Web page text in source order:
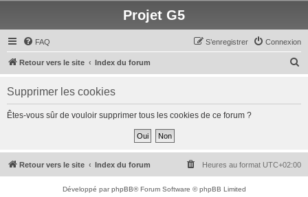
Projet G5
FAQ Connexion
S’enregistrer
Retour vers le site Index du forum
h
Supprimer les cookies
Êtes-vous sûr de vouloir supprimer tous les cookies de ce forum ?
Retour vers le site Index du forum Heures au format UTC+02:00
Développé parphpBB® Forum Software © phpBB Limited